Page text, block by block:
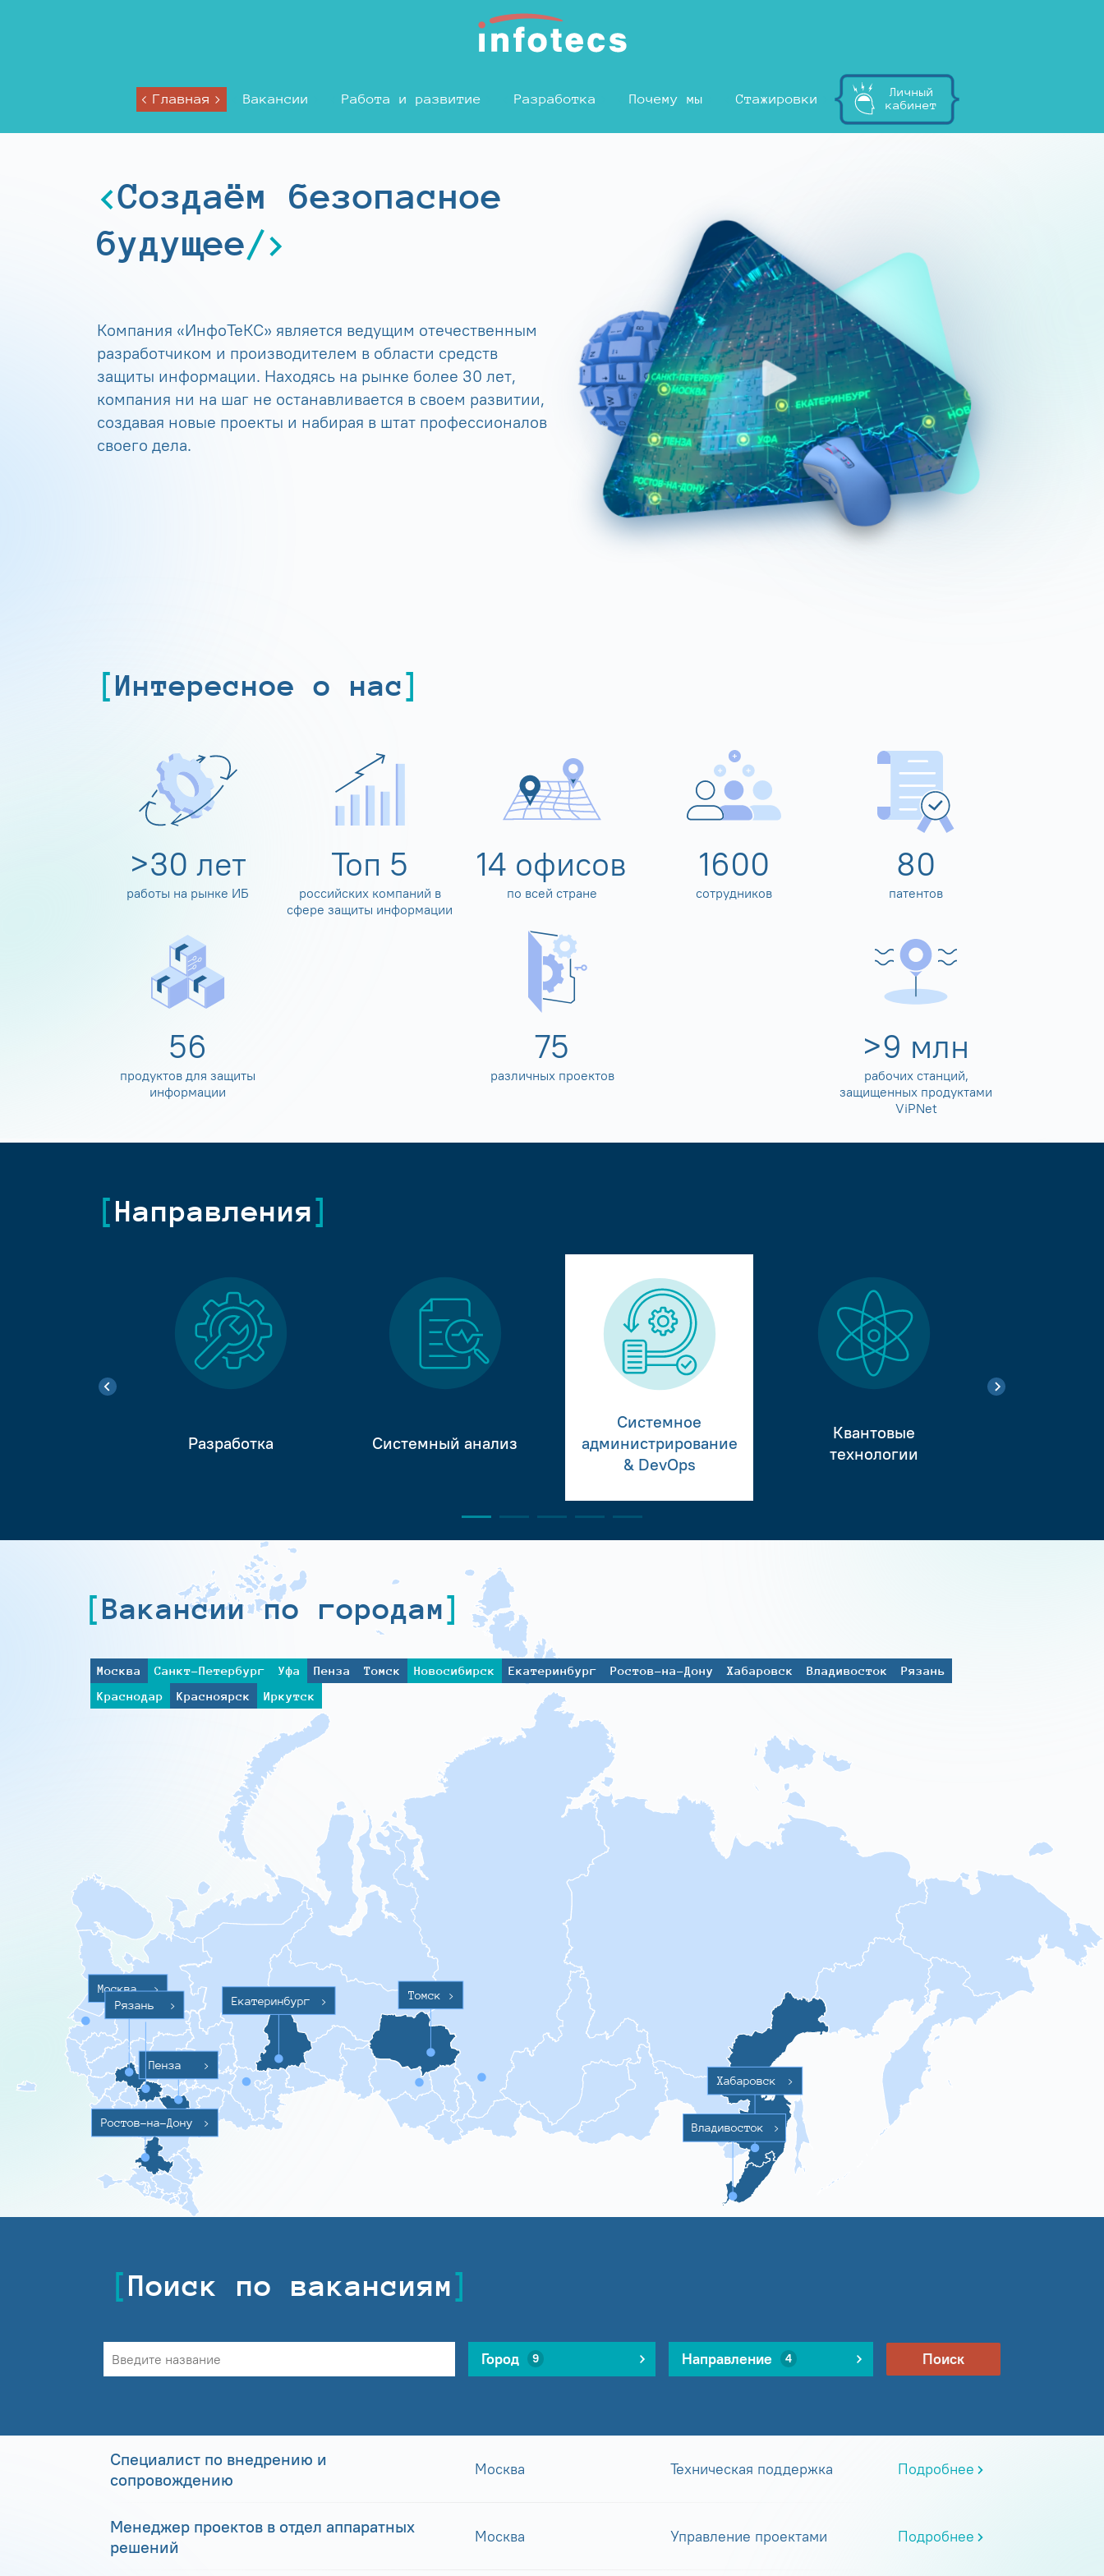
Главная Вакансии Работа и развитие Разработка Почему мы Стажировки
Личный
кабинет
Создаём безопасное
будущее
Компания «ИнфоТеКС» является ведущим отечественным
разработчиком и производителем в области средств
защиты информации. Находясь на рынке более 30 лет,
компания ни на шаг не останавливается в своем развитии,
создавая новые проекты и набирая в штат профессионалов
своего дела.
Интересное о нас
>30 лет
работы на рынке ИБ
Топ 5
российских компаний в
сфере защиты информации
14 офисов
по всей стране
1600
сотрудников
80
патентов
60
продуктов для защиты
информации
80
различных проектов
>10 млн
рабочих станций,
защищенных продуктами
ViPNet
Направления
Разработка Системный анализ
Системное
администрирование
& DevOps
Квантовые
технологии
Вакансии по городам
Москва Санкт-Петербург Уфа Пенза Томск Новосибирск Екатеринбург Ростов-на-Дону Хабаровск Владивосток
Рязань
Краснодар
Красноярск Иркутск
Москва >
Ростов-на-Дону >
Пенза >
Екатеринбург > Томск >
Хабаровск >
Владивосток >
Рязань >
Поиск по вакансиям
Город 9 Направление 4 Поиск
Специалист по внедрению и
сопровождению
Москва Техническая поддержка Подробнее
Менеджер проектов в отдел аппаратных
решений
Москва Управление проектами Подробнее